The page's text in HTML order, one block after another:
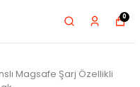
0
Magsafe Şarj Özellikli